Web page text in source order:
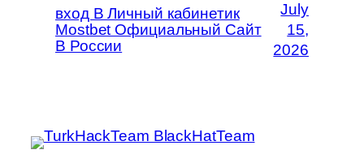
вход В Личный кабинетик
Mostbet Официальный Сайт
В России
July
15,
2026